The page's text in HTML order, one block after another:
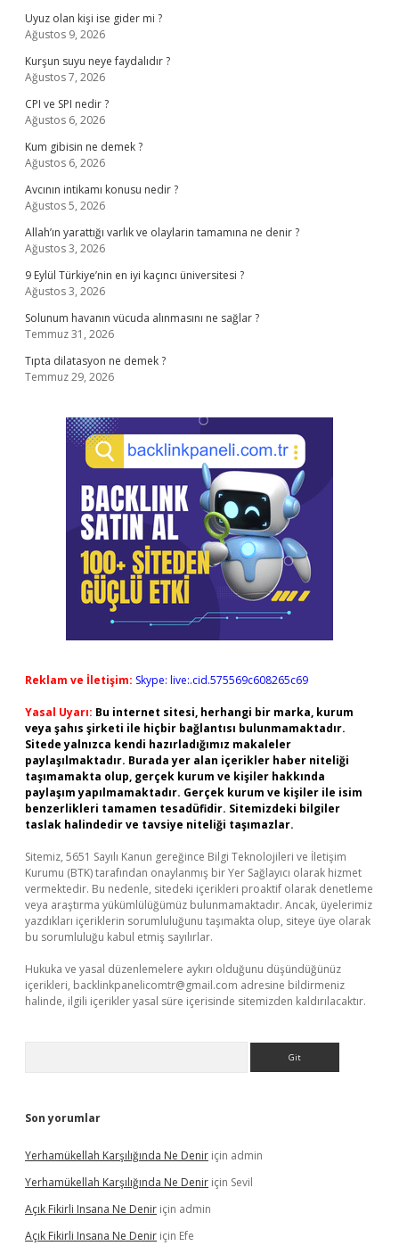
Uyuz olan kişi ise gider mi ?
Ağustos 9, 2026
Kurşun suyu neye faydalıdır ?
Ağustos 7, 2026
CPI ve SPI nedir ?
Ağustos 6, 2026
Kum gibisin ne demek ?
Ağustos 6, 2026
Avcının intikamı konusu nedir ?
Ağustos 5, 2026
Allah’ın yarattığı varlık ve olaylarin tamamına ne denir ?
Ağustos 3, 2026
9 Eylül Türkiye’nin en iyi kaçıncı üniversitesi ?
Ağustos 3, 2026
Solunum havanın vücuda alınmasını ne sağlar ?
Temmuz 31, 2026
Tıpta dilatasyon ne demek ?
Temmuz 29, 2026
Reklam ve İletişim: Skype: live:.cid.575569c608265c69
Yasal Uyarı: Bu internet sitesi, herhangi bir marka, kurum
veya şahıs şirketi ile hiçbir bağlantısı bulunmamaktadır.
Sitede yalnızca kendi hazırladığımız makaleler
paylaşılmaktadır. Burada yer alan içerikler haber niteliği
taşımamakta olup, gerçek kurum ve kişiler hakkında
paylaşım yapılmamaktadır. Gerçek kurum ve kişiler ile isim
benzerlikleri tamamen tesadüfidir. Sitemizdeki bilgiler
taslak halindedir ve tavsiye niteliği taşımazlar.
Sitemiz, 5651 Sayılı Kanun gereğince Bilgi Teknolojileri ve İletişim
Kurumu (BTK) tarafından onaylanmış bir Yer Sağlayıcı olarak hizmet
vermektedir. Bu nedenle, sitedeki içerikleri proaktif olarak denetleme
veya araştırma yükümlülüğümüz bulunmamaktadır. Ancak, üyelerimiz
yazdıkları içeriklerin sorumluluğunu taşımakta olup, siteye üye olarak
bu sorumluluğu kabul etmiş sayılırlar.
Hukuka ve yasal düzenlemelere aykırı olduğunu düşündüğünüz
içerikleri, backlinkpanelicomtr@gmail.com adresine bildirmeniz
halinde, ilgili içerikler yasal süre içerisinde sitemizden kaldırılacaktır.
Son yorumlar
Yerhamükellah Karşılığında Ne Denir için admin
Yerhamükellah Karşılığında Ne Denir için Sevil
Açık Fikirli Insana Ne Denir için admin
Açık Fikirli Insana Ne Denir için Efe